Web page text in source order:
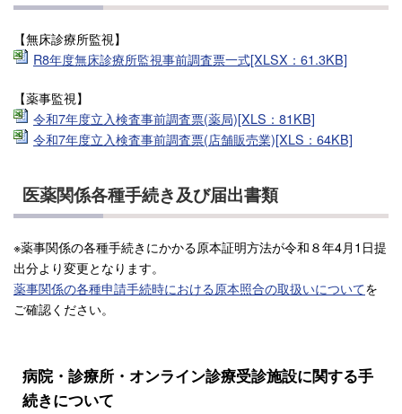
【無床診療所監視】
R8年度無床診療所監視事前調査票一式[XLSX：61.3KB]
【薬事監視】
令和7年度立入検査事前調査票(薬局)[XLS：81KB]
令和7年度立入検査事前調査票(店舗販売業)[XLS：64KB]
医薬関係各種手続き及び届出書類
※薬事関係の各種手続きにかかる原本証明方法が令和８年4月1日提
出分より変更となります。
薬事関係の各種申請手続時における原本照合の取扱いについてを
ご確認ください。
病院・診療所・オンライン診療受診施設に関する手
続きについて